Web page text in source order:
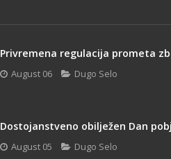
Privremena regulacija prometa
August 06 Dugo Selo
Dostojanstveno obilježen Dan
August 05 Dugo Selo